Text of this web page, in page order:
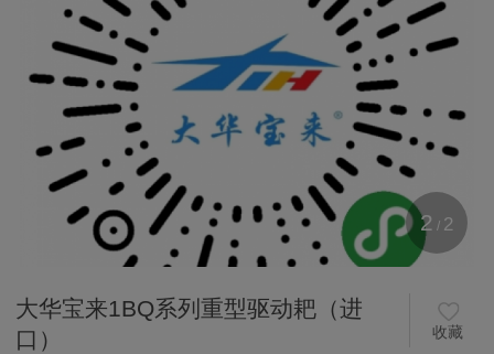
2 / 2
大华宝来1BQ系列重型驱动耙（进
口）
收藏